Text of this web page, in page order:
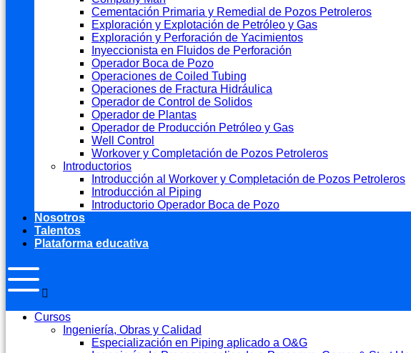
Cementación Primaria y Remedial de Pozos Petroleros
Exploración y Explotación de Petróleo y Gas
Exploración y Perforación de Yacimientos
Inyeccionista en Fluidos de Perforación
Operador Boca de Pozo
Operaciones de Coiled Tubing
Operaciones de Fractura Hidráulica
Operador de Control de Solidos
Operador de Plantas
Operador de Producción Petróleo y Gas
Well Control
Workover y Completación de Pozos Petroleros
Introductorios
Introducción al Workover y Completación de Pozos Petroleros
Introducción al Piping
Introductorio Operador Boca de Pozo
Nosotros
Talentos
Plataforma educativa
Cursos
Ingeniería, Obras y Calidad
Especialización en Piping aplicado a O&G